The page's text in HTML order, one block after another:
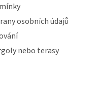
osobních údajů
nebo terasy